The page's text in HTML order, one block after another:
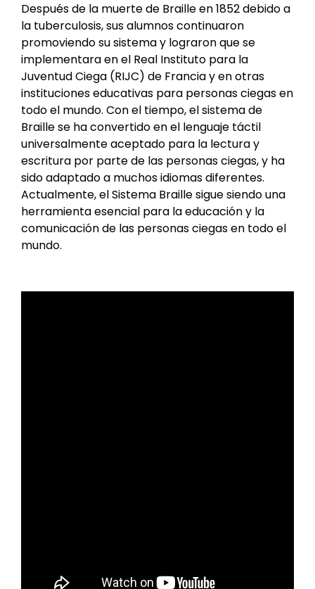
Después de la muerte de Braille en 1852 debido a
la tuberculosis, sus alumnos continuaron
promoviendo su sistema y lograron que se
implementara en el Real Instituto para la
Juventud Ciega (RIJC) de Francia y en otras
instituciones educativas para personas ciegas en
todo el mundo. Con el tiempo, el sistema de
Braille se ha convertido en el lenguaje táctil
universalmente aceptado para la lectura y
escritura por parte de las personas ciegas, y ha
sido adaptado a muchos idiomas diferentes.
Actualmente, el Sistema Braille sigue siendo una
herramienta esencial para la educación y la
comunicación de las personas ciegas en todo el
mundo.